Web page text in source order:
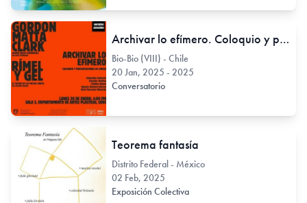
Archivar lo efímero. Coloquio y presentaciones de libros
Bio-Bio (VIII) - Chile
20 Jan, 2025 - 2025
Conversatorio
Teorema fantasía
Distrito Federal - México
02 Feb, 2025
Exposición Colectiva